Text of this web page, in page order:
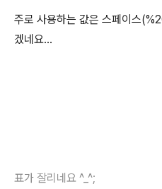
주로 사용하는 값은 스페이스
겠네요...
표가 잘리네요 ^_^;